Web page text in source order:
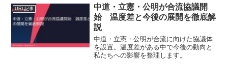
URL記事
中道・立憲・公明が合流協議開
始 温度差と今後の展開を徹底解
説
中道・立憲・公明が合流に向けた協議体
を設置。温度差がある中で今後の動向と
私たちへの影響を整理します。